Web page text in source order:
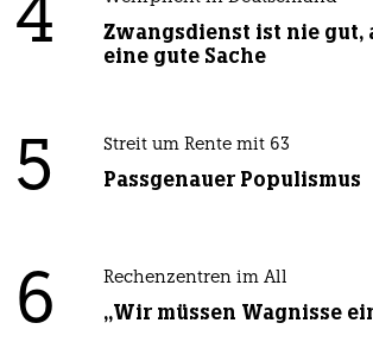
4
Zwangsdienst ist nie
eine gute Sache
5 Streit um Rente mit 63
Passgenauer Populismus
6 Rechenzentren im All
„Wir müssen Wagnisse